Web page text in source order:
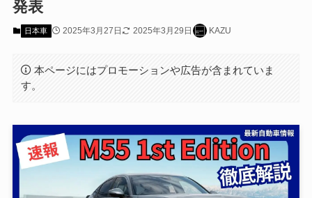
発表
日本車 2025年3月27日 2025年3月29日 KAZU
本ページにはプロモーションや広告が含まれていま
す。